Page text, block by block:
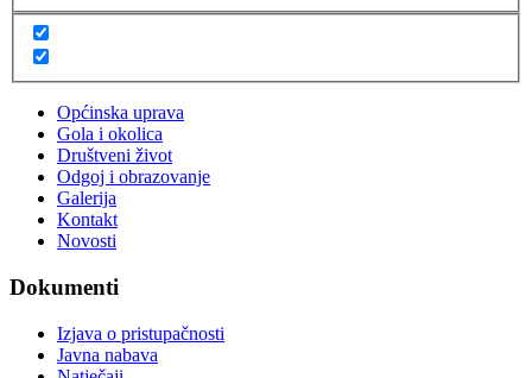
Općinska uprava
Gola i okolica
Društveni život
Odgoj i obrazovanje
Galerija
Kontakt
Novosti
Dokumenti
Izjava o pristupačnosti
Javna nabava